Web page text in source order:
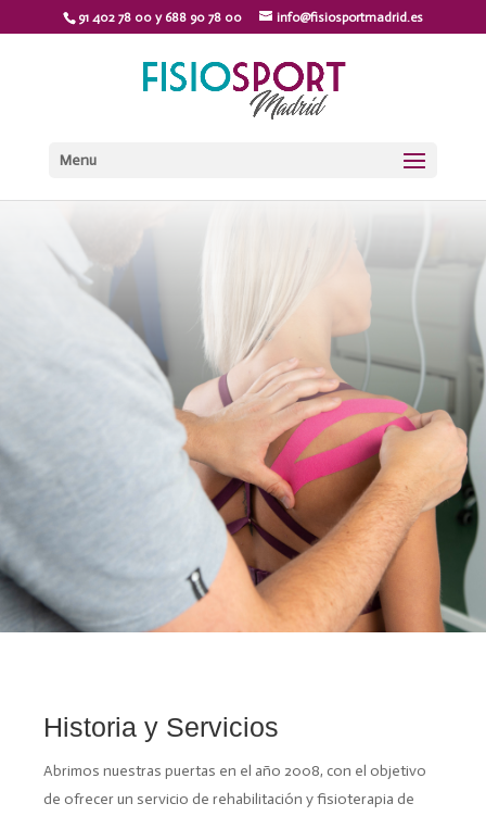
91 402 78 00 y 688 90 78 00 info@fisiosportmadrid.es
Menu
Historia y Servicios
Abrimos nuestras puertas en el año 2008, con el objetivo
de ofrecer un servicio de rehabilitación y fisioterapia de